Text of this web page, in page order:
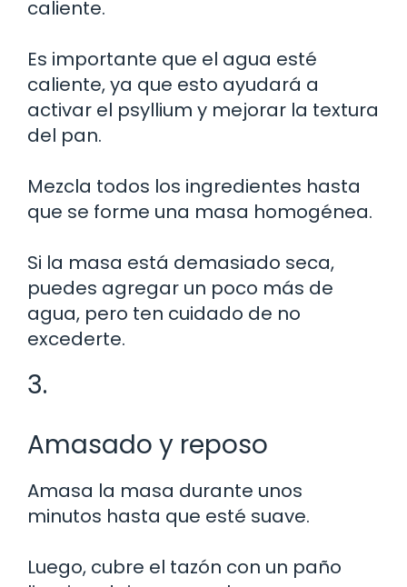
caliente.
Es importante que el agua esté
caliente, ya que esto ayudará a
activar el psyllium y mejorar la textura
del pan.
Mezcla todos los ingredientes hasta
que se forme una masa homogénea.
Si la masa está demasiado seca,
puedes agregar un poco más de
agua, pero ten cuidado de no
excederte.
3.
Amasado y reposo
Amasa la masa durante unos
minutos hasta que esté suave.
Luego, cubre el tazón con un paño